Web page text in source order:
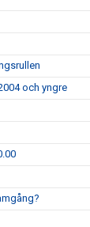
och yngre